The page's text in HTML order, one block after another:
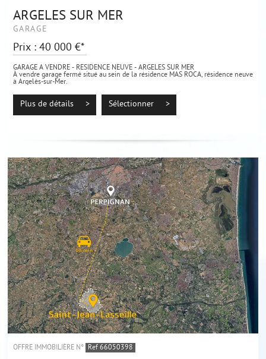
ARGELES SUR MER
GARAGE
Prix : 40 000 €*
GARAGE A VENDRE - RESIDENCE NEUVE - ARGELES SUR MER
À vendre garage fermé situé au sein de la résidence MAS ROCA, résidence neuve
à Argelès-sur-Mer.
Emplacement idéal, proche des commodités et des...
Plus de détails > Sélectionner >
OFFRE IMMOBILIÈRE N° Ref 66050398